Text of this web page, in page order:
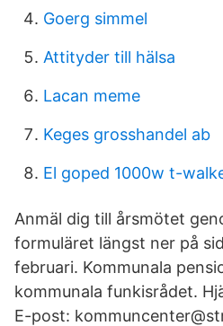
Goerg simmel
Attityder till hälsa
Lacan meme
Keges grosshandel ab
El goped 1000w t-
Anmäl dig till årsmötet
formuläret längst ner på
februari. Kommunala
kommunala funkisrådet.
E-post: